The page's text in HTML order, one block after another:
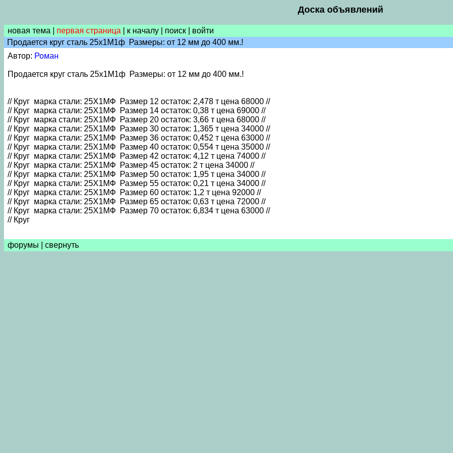
Доска объявлений
новая тема первая страница к началу поиск войти
Продается круг сталь 25х1М1ф Размеры: от 12 мм до 400 мм.!
Автор: Роман
Продается круг сталь 25х1М1ф Размеры: от 12 мм до 400 мм.!
// Круг марка стали: 25Х1МФ Размер 12 остаток: 2,478 т цена 68000 //
// Круг марка стали: 25Х1МФ Размер 14 остаток: 0,38 т цена 69000 //
// Круг марка стали: 25Х1МФ Размер 20 остаток: 3,66 т цена 68000 //
// Круг марка стали: 25Х1МФ Размер 30 остаток: 1,365 т цена 34000 //
// Круг марка стали: 25Х1МФ Размер 36 остаток: 0,452 т цена 63000 //
// Круг марка стали: 25Х1МФ Размер 40 остаток: 0,554 т цена 35000 //
// Круг марка стали: 25Х1МФ Размер 42 остаток: 4,12 т цена 74000 //
// Круг марка стали: 25Х1МФ Размер 45 остаток: 2 т цена 34000 //
// Круг марка стали: 25Х1МФ Размер 50 остаток: 1,95 т цена 34000 //
// Круг марка стали: 25Х1МФ Размер 55 остаток: 0,21 т цена 34000 //
// Круг марка стали: 25Х1МФ Размер 60 остаток: 1,2 т цена 92000 //
// Круг марка стали: 25Х1МФ Размер 65 остаток: 0,63 т цена 72000 //
// Круг марка стали: 25Х1МФ Размер 70 остаток: 6,834 т цена 63000 //
// Круг
форумы свернуть